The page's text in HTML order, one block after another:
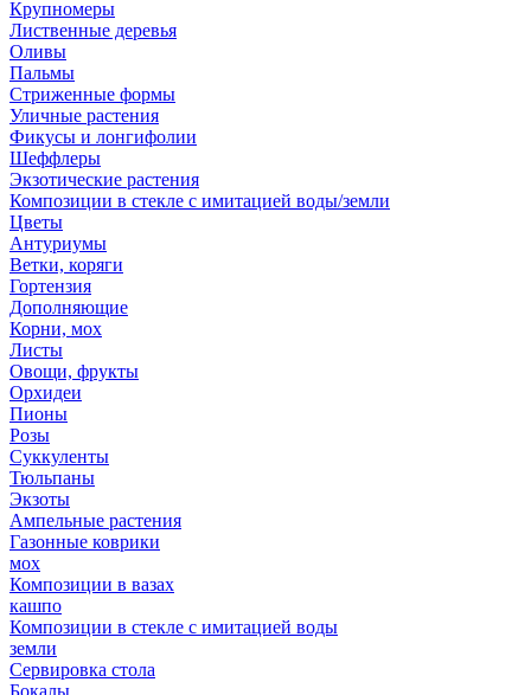
Крупномеры
Лиственные деревья
Оливы
Пальмы
Стриженные формы
Уличные растения
Фикусы и лонгифолии
Шеффлеры
Экзотические растения
Композиции в стекле с имитацией воды/земли
Цветы
Антуриумы
Ветки, коряги
Гортензия
Дополняющие
Корни, мох
Листы
Овощи, фрукты
Орхидеи
Пионы
Розы
Суккуленты
Тюльпаны
Экзоты
Ампельные растения
Газонные коврики
мох
Композиции в вазах
кашпо
Композиции в стекле с имитацией воды
земли
Сервировка стола
Бокалы